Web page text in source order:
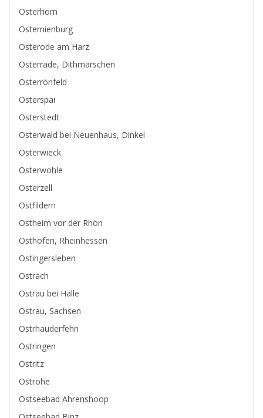
Osterhorn
Osternienburg
Osterode am Harz
Osterrade, Dithmarschen
Osterrönfeld
Osterspai
Osterstedt
Osterwald bei Neuenhaus, Dinkel
Osterwieck
Osterwohle
Osterzell
Ostfildern
Ostheim vor der Rhön
Osthofen, Rheinhessen
Ostingersleben
Ostrach
Ostrau bei Halle
Ostrau, Sachsen
Ostrhauderfehn
Östringen
Ostritz
Ostrohe
Ostseebad Ahrenshoop